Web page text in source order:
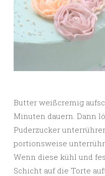
Butter weißcremig
Minuten dauern. Dann
Puderzucker
portionsweise
Wenn diese kühl und
Schicht auf die Torte